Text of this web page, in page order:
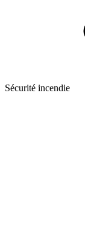
Sécurité incendie